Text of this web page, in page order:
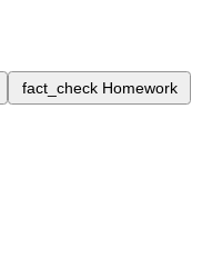
fact_check Homework